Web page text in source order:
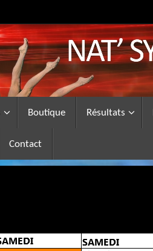
Boutique Résultats
Contact